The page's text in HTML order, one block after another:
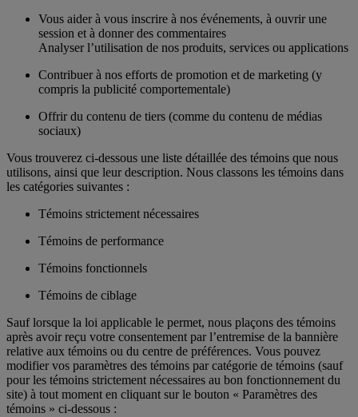
Vous aider à vous inscrire à nos événements, à ouvrir une
session et à donner des commentaires
Analyser l’utilisation de nos produits, services ou applications
Contribuer à nos efforts de promotion et de marketing (y
compris la publicité comportementale)
Offrir du contenu de tiers (comme du contenu de médias
sociaux)
Vous trouverez ci-dessous une liste détaillée des témoins que nous
utilisons, ainsi que leur description. Nous classons les témoins dans
les catégories suivantes :
Témoins strictement nécessaires
Témoins de performance
Témoins fonctionnels
Témoins de ciblage
Sauf lorsque la loi applicable le permet, nous plaçons des témoins
après avoir reçu votre consentement par l’entremise de la bannière
relative aux témoins ou du centre de préférences. Vous pouvez
modifier vos paramètres des témoins par catégorie de témoins (sauf
pour les témoins strictement nécessaires au bon fonctionnement du
site) à tout moment en cliquant sur le bouton « Paramètres des
témoins » ci-dessous :